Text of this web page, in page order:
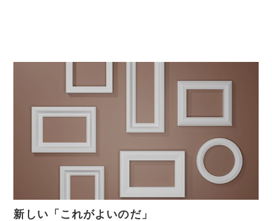
新しい「これがよいのだ」